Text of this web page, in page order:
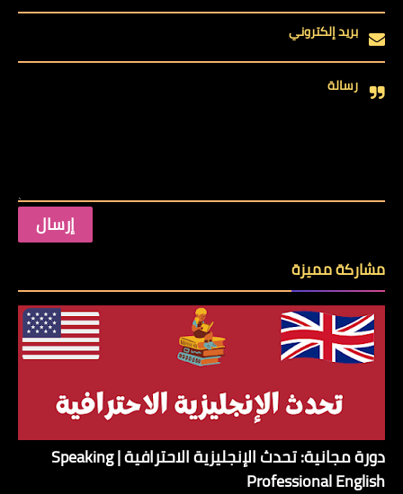
بريد إلكتروني
رسالة
مشاركة مميزة
دورة مجانية: تحدث الإنجليزية الاحترافية | Speaking
Professional English